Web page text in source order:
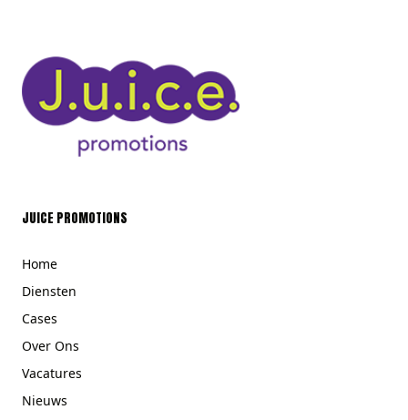
JUICE PROMOTIONS
Home
Diensten
Cases
Over Ons
Vacatures
Nieuws